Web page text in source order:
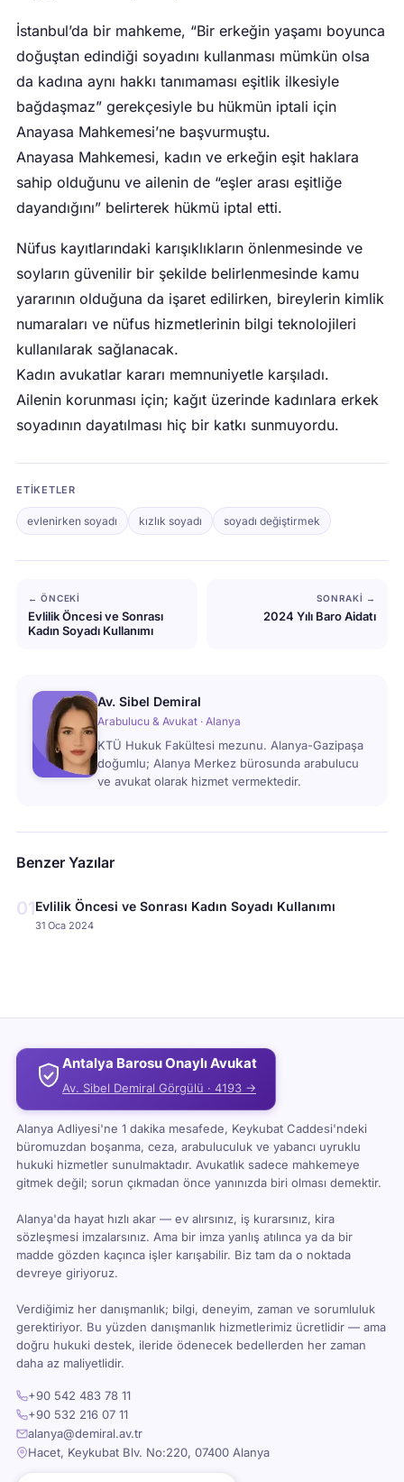
İstanbul’da bir mahkeme, “Bir erkeğin yaşamı boyunca
doğuştan edindiği soyadını kullanması mümkün olsa
da kadına aynı hakkı tanımaması eşitlik ilkesiyle
bağdaşmaz” gerekçesiyle bu hükmün iptali için
Anayasa Mahkemesi’ne başvurmuştu.
Anayasa Mahkemesi, kadın ve erkeğin eşit haklara
sahip olduğunu ve ailenin de “eşler arası eşitliğe
dayandığını” belirterek hükmü iptal etti.
Nüfus kayıtlarındaki karışıklıkların önlenmesinde ve
soyların güvenilir bir şekilde belirlenmesinde kamu
yararının olduğuna da işaret edilirken, bireylerin kimlik
numaraları ve nüfus hizmetlerinin bilgi teknolojileri
kullanılarak sağlanacak.
Kadın avukatlar kararı memnuniyetle karşıladı.
Ailenin korunması için; kağıt üzerinde kadınlara erkek
soyadının dayatılması hiç bir katkı sunmuyordu.
ETIKETLER
evlenirken soyadı kızlık soyadı soyadı değiştirmek
← ÖNCEKI
Evlilik Öncesi ve Sonrası
Kadın Soyadı Kullanımı
SONRAKI →
2024 Yılı Baro Aidatı
Av. Sibel Demiral
Arabulucu & Avukat · Alanya
KTÜ Hukuk Fakültesi mezunu. Alanya-Gazipaşa
doğumlu; Alanya Merkez bürosunda arabulucu
ve avukat olarak hizmet vermektedir.
Benzer Yazılar
01Evlilik Öncesi ve Sonrası Kadın Soyadı Kullanımı
31 Oca 2024
Antalya Barosu Onaylı Avukat
Av. Sibel Demiral Görgülü · 4193 →
Alanya Adliyesi'ne 1 dakika mesafede, Keykubat Caddesi'ndeki
büromuzdan boşanma, ceza, arabuluculuk ve yabancı uyruklu
hukuki hizmetler sunulmaktadır. Avukatlık sadece mahkemeye
gitmek değil; sorun çıkmadan önce yanınızda biri olması demektir.
Alanya'da hayat hızlı akar — ev alırsınız, iş kurarsınız, kira
sözleşmesi imzalarsınız. Ama bir imza yanlış atılınca ya da bir
madde gözden kaçınca işler karışabilir. Biz tam da o noktada
devreye giriyoruz.
Verdiğimiz her danışmanlık; bilgi, deneyim, zaman ve sorumluluk
gerektiriyor. Bu yüzden danışmanlık hizmetlerimiz ücretlidir — ama
doğru hukuki destek, ileride ödenecek bedellerden her zaman
daha az maliyetlidir.
+90 542 483 78 11
+90 532 216 07 11
alanya@demiral.av.tr
Hacet, Keykubat Blv. No:220, 07400 Alanya